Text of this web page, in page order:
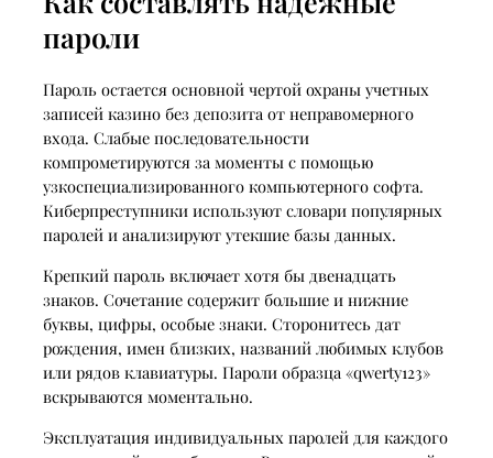
пароли
Пароль остается основной чертой охраны учетных
записей казино без депозита от неправомерного
входа. Слабые последовательности
компрометируются за моменты с помощью
узкоспециализированного компьютерного софта.
Киберпреступники используют словари популярных
паролей и анализируют утекшие базы данных.
Крепкий пароль включает хотя бы двенадцать
знаков. Сочетание содержит большие и нижние
буквы, цифры, особые знаки. Сторонитесь дат
рождения, имен близких, названий любимых клубов
или рядов клавиатуры. Пароли образца «qwerty123»
вскрываются моментально.
Эксплуатация индивидуальных паролей для каждого